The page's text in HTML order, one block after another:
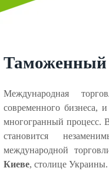
Таможенный
Международная
современного бизнеса,
многогранный процесс.
становится
международной
Киеве, столице Украины.